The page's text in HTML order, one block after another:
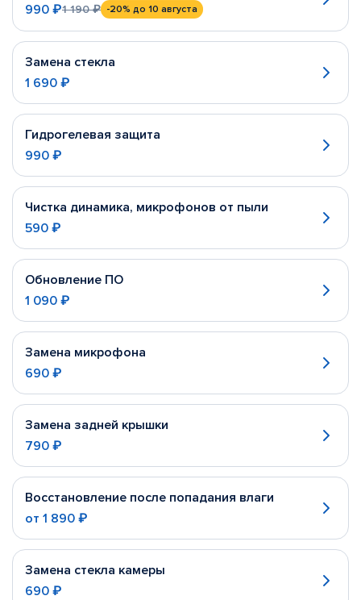
990 ₽1 190 ₽ -20% до 10 августа
Замена стекла
1 690 ₽
Гидрогелевая защита
990 ₽
Чистка динамика, микрофонов от пыли
590 ₽
Обновление ПО
1 090 ₽
Замена микрофона
690 ₽
Замена задней крышки
790 ₽
Восстановление после попадания влаги
от 1 890 ₽
Замена стекла камеры
690 ₽